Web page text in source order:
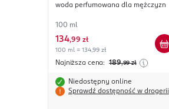
woda perfumowana dla mężczyzn
100 ml
134,99 zł
100 ml = 134,99 zł
Najniższa cena: 189,99 zł
Niedostępny online
Sprawdź dostępność w drogerii